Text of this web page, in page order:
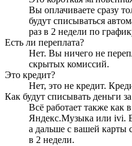
Вы оплачиваете сразу
будут списываться
раз в 2 недели по
Есть ли переплата?
Нет. Вы ничего не
скрытых комиссий.
Это кредит?
Нет, это не кредит.
Как будут списывать деньги
Всё работает также как
Яндекс.Музыка или ivi.
а дальше с вашей карты
в 2 недели.